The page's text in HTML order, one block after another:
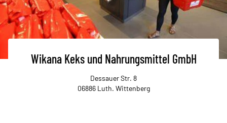
Wikana Keks und Nahrungsmittel GmbH
Dessauer Str. 8
06886 Luth. Wittenberg